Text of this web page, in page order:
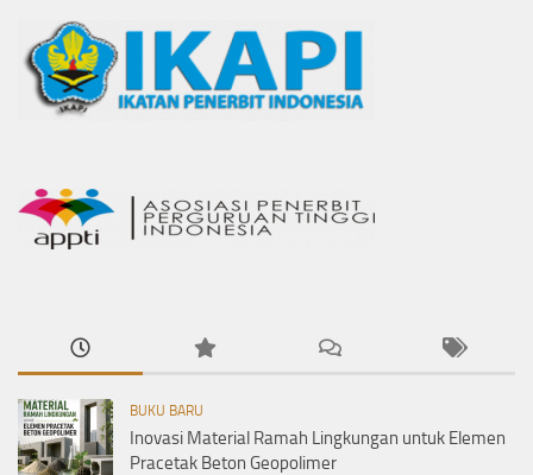
BUKU BARU
Inovasi Material Ramah Lingkungan untuk Elemen
Pracetak Beton Geopolimer